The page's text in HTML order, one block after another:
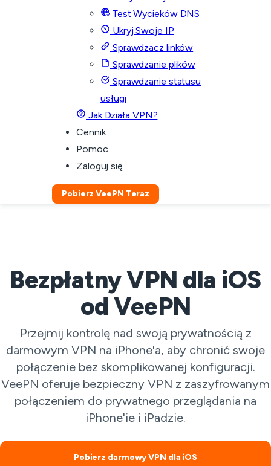
Test Wycieków DNS
Ukryj Swoje IP
Sprawdzacz linków
Sprawdzanie plików
Sprawdzanie statusu
usługi
Jak Działa VPN?
Cennik
Pomoc
Zaloguj się
Pobierz VeePN Teraz
Bezpłatny VPN dla iOS
od VeePN
Przejmij kontrolę nad swoją prywatnością z
darmowym VPN na iPhone'a, aby chronić swoje
połączenie bez skomplikowanej konfiguracji.
VeePN oferuje bezpieczny VPN z zaszyfrowanym
połączeniem do prywatnego przeglądania na
iPhone'ie i iPadzie.
Pobierz darmowy VPN dla iOS